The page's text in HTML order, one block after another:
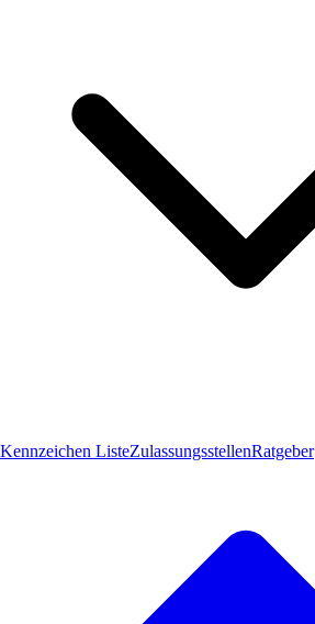
Kennzeichen ListeZulassungsstellenRatgeber